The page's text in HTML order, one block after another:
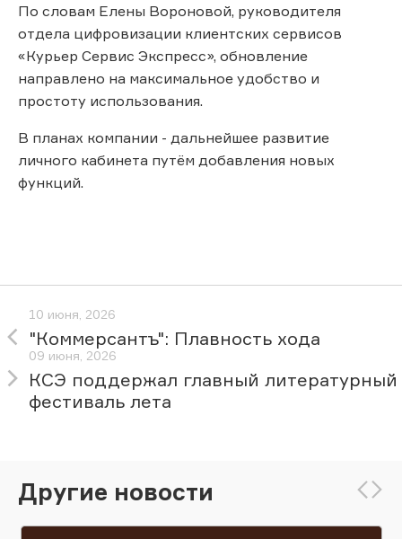
По словам Елены Вороновой, руководителя
отдела цифровизации клиентских сервисов
«Курьер Сервис Экспресс», обновление
направлено на максимальное удобство и
простоту использования.
В планах компании - дальнейшее развитие
личного кабинета путём добавления новых
функций.
10 июня, 2026
"Коммерсантъ": Плавность хода
09 июня, 2026
КСЭ поддержал главный литературный
фестиваль лета
Другие новости